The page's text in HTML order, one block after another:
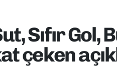
Sıfır
çeken